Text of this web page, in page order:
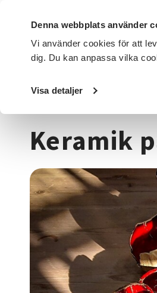
Denna webbplats använder
Vi använder cookies för att
dig. Du kan anpassa vilka
Visa detaljer
DET HÄR GÖR VI FÖR DIG SOM
Startsida / Kurser och
Keramik